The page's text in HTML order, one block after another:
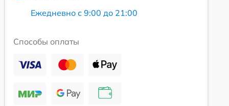
Ежедневно с 9:00 до 21:00
Способы оплаты